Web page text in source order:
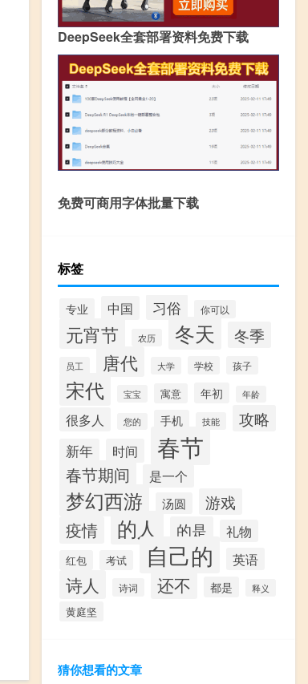
DeepSeek全套部署资料免费下载
免费可商用字体批量下载
标签
专业 中国 习俗 你可以
元宵节 农历 冬天 冬季
员工 唐代 大学 学校 孩子
宋代 宝宝 寓意 年初 年龄
很多人 您的 手机 技能 攻略
新年 时间 春节
春节期间 是一个
梦幻西游 汤圆 游戏
疫情 的人 的是 礼物
红包 考试 自己的 英语
诗人 诗词 还不 都是 释义
黄庭坚
猜你想看的文章